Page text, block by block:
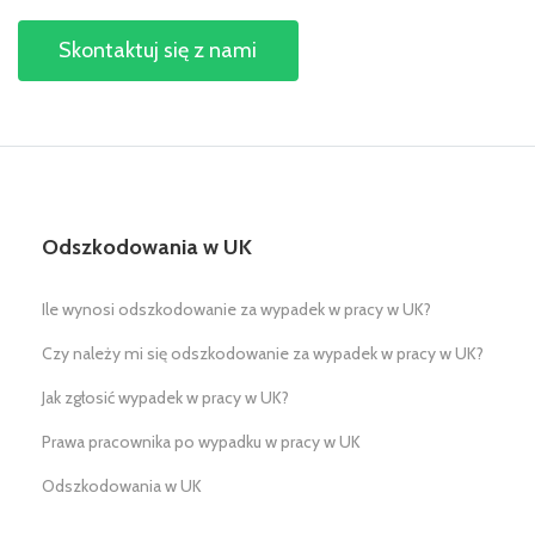
Skontaktuj się z nami
Odszkodowania w UK
Ile wynosi odszkodowanie za wypadek w pracy w UK?
Czy należy mi się odszkodowanie za wypadek w pracy w UK?
Jak zgłosić wypadek w pracy w UK?
Prawa pracownika po wypadku w pracy w UK
Odszkodowania w UK